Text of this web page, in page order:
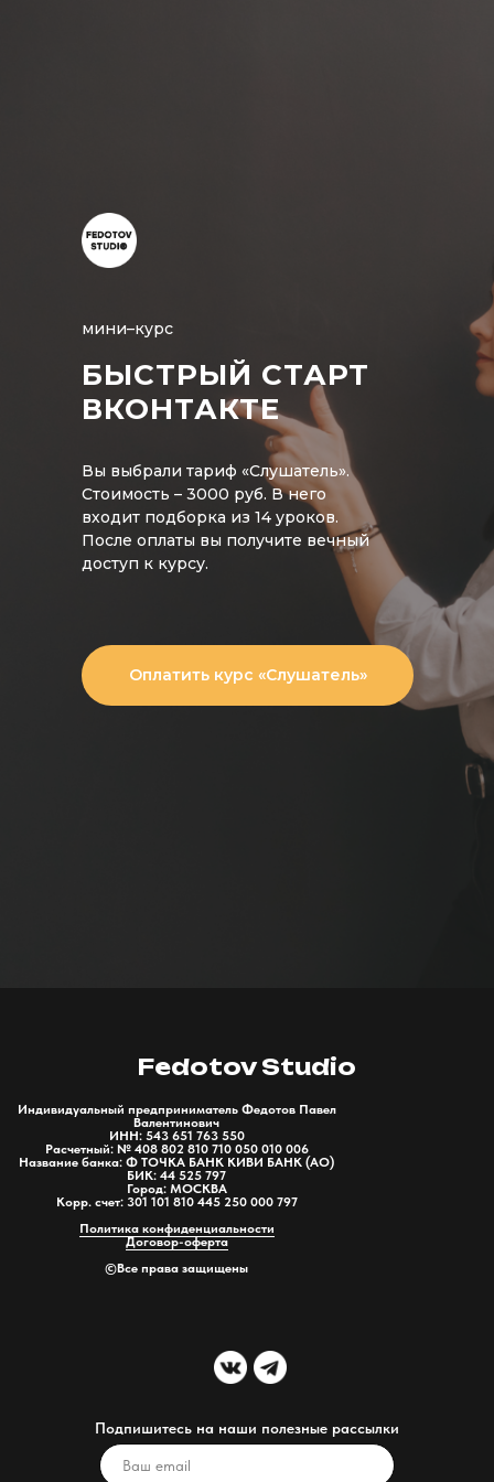
мини–курс
БЫСТРЫЙ СТАРТ
ВКОНТАКТЕ
Оплатить курс «Слушатель»
Вы выбрали тариф «Слушатель».
Стоимость – 3000 руб. В него
входит подборка из 14 уроков.
После оплаты вы получите вечный
доступ к курсу.
Fedotov Studio
Индивидуальный предприниматель Федотов Павел
Валентинович
ИНН: 543 651 763 550
Расчетный: № 408 802 810 710 050 010 006
Название банка: Ф ТОЧКА БАНК КИВИ БАНК (АО)
БИК: 44 525 797
Город: МОСКВА
Корр. счет: 301 101 810 445 250 000 797
Политика конфиденциальности
Договор-оферта
©Все права защищены
Подпишитесь на наши полезные рассылки